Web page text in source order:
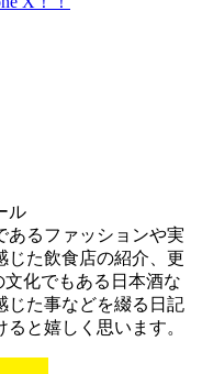
ル
あるファッションや実
じた飲食店の紹介、更
文化でもある日本酒な
じた事などを綴る日記
と嬉しく思います。